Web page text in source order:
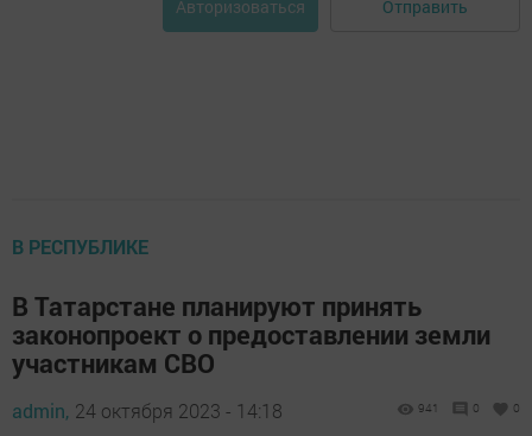
Авторизоваться Отправить
В РЕСПУБЛИКЕ
В Татарстане планируют принять
законопроект о предоставлении земли
участникам СВО
admin, 24 октября 2023 - 14:18 941 0 0